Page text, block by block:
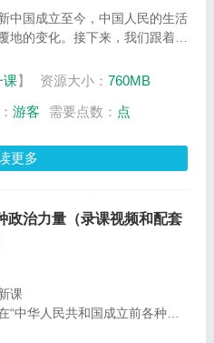
中国成立至今，中国人民的生活
地的变化。接下来，我们跟着视
看视频
中国为什么能取得如此显著的成
三个分议题的议学活动，寻找中
。
做好铺垫
课】 资源大小： 760MB
游客 需要点数： 点
更多
政治力量（录课视频和配套
课
“中华人民共和国成立前各种政